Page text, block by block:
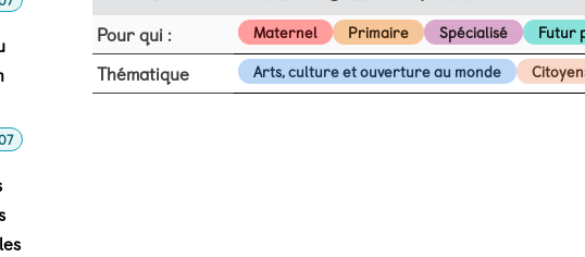
Pour qui : Maternel Primaire Spécialisé Futur
Thématique Arts, culture et ouverture au monde